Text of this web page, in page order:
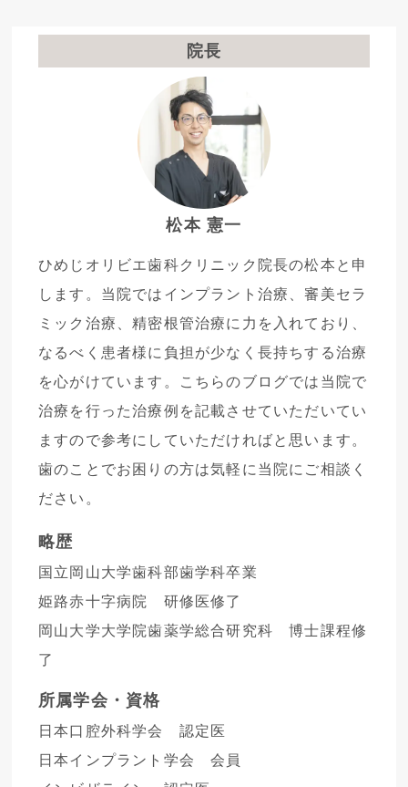
院長
松本 憲一
ひめじオリビエ歯科クリニック院長の松本と申
します。当院ではインプラント治療、審美セラ
ミック治療、精密根管治療に力を入れており、
なるべく患者様に負担が少なく長持ちする治療
を心がけています。こちらのブログでは当院で
治療を行った治療例を記載させていただいてい
ますので参考にしていただければと思います。
歯のことでお困りの方は気軽に当院にご相談く
ださい。
略歴
国立岡山大学歯科部歯学科卒業
姫路赤十字病院 研修医修了
岡山大学大学院歯薬学総合研究科 博士課程修
了
所属学会・資格
日本口腔外科学会 認定医
日本インプラント学会 会員